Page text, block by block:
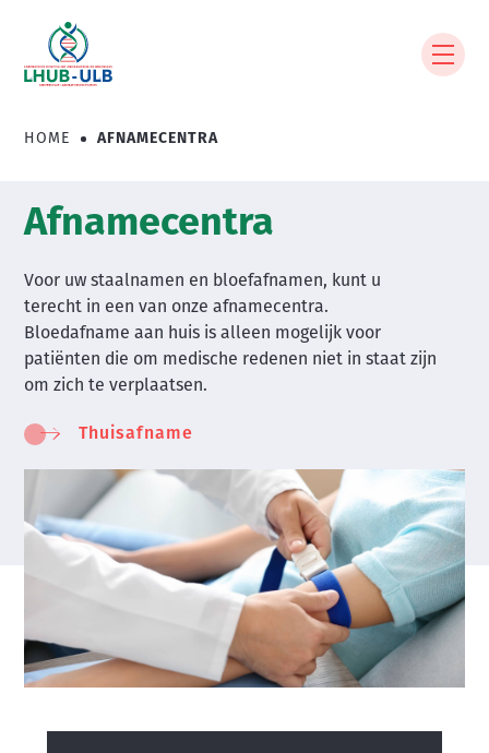
naar
gaanKruimelpad
HOME AFNAMECENTRA
Afnamecentra
Voor uw staalnamen en bloefafnamen, kunt u
terecht in een van onze afnamecentra.
Bloedafname aan huis is alleen mogelijk voor
patiënten die om medische redenen niet in staat zijn
om zich te verplaatsen.
Thuisafname